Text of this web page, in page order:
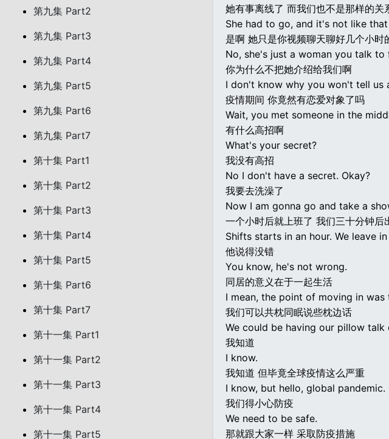
第九集 Part2
第九集 Part3
第九集 Part4
第九集 Part5
第九集 Part6
第九集 Part7
第十集 Part1
第十集 Part2
第十集 Part3
第十集 Part4
第十集 Part5
第十集 Part6
第十集 Part7
第十一集 Part1
第十一集 Part2
第十一集 Part3
第十一集 Part4
第十一集 Part5
她有事离线了 而我们也不是那样的关
She had to go, and it's not like
是啊 她只是你视频聊天聊好几个小时
No, she's just a woman you talk
你为什么不把她介绍给我们啊
I don't know why you won't tell us
疫情期间 你竟然有恋爱对象了吗
Wait, you met someone in the
有什么高招啊
What's your secret?
我没有高招
No I don't have a secret. Okay?
我要去洗澡了
Now I am gonna go and take a
一个小时后就上班了 我们三十分钟后
Shifts starts in an hour. We leave
他说得没错
You know, he's not wrong.
同居的意义在于一起生活
I mean, the point of moving in
我们可以共枕同眠说些枕边话
We could be having our pillow talk
我知道
I know.
我知道 但毕竟全球疫情这么严重
I know, but hello, global pandemic.
我们得小心防疫
We need to be safe.
那就跟大家一样 采取防疫措施